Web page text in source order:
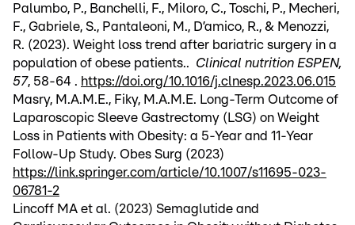
Palumbo, P., Banchelli, F., Miloro, C., Toschi, P., Mecheri,
F., Gabriele, S., Pantaleoni, M., D’amico, R., & Menozzi,
R. (2023). Weight loss trend after bariatric surgery in a
population of obese patients.. Clinical nutrition ESPEN,
57, 58-64 . https://doi.org/10.1016/j.clnesp.2023.06.015
Masry, M.A.M.E., Fiky, M.A.M.E. Long-Term Outcome of
Laparoscopic Sleeve Gastrectomy (LSG) on Weight
Loss in Patients with Obesity: a 5-Year and 11-Year
Follow-Up Study. Obes Surg (2023)
https://link.springer.com/article/10.1007/s11695-023-
06781-2
Lincoff MA et al. (2023) Semaglutide and